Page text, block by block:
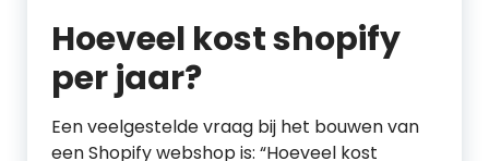
Hoeveel kost shopify
per jaar?
Een veelgestelde vraag bij het bouwen van
een Shopify webshop is: “Hoeveel kost